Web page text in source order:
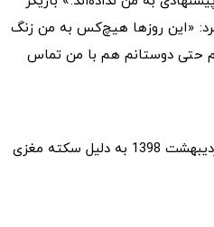
«این روزها هیچ‌کس به من زنگ
حتی دوستانم هم با من تماس
نورالهی حوالی ساعت 5 صبح 6 اردیبهشت 1398 به دلیل سکته مغزی